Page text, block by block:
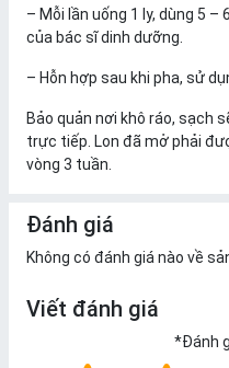
– Mỗi lần uống 1 ly, dùng 5
của bác sĩ dinh dưỡng.
– Hỗn hợp sau khi pha, sử
Bảo quản nơi khô ráo, sạch
trực tiếp. Lon đã mở phải
vòng 3 tuần.
Đánh giá
Không có đánh giá nào về
Viết đánh giá
*Đánh